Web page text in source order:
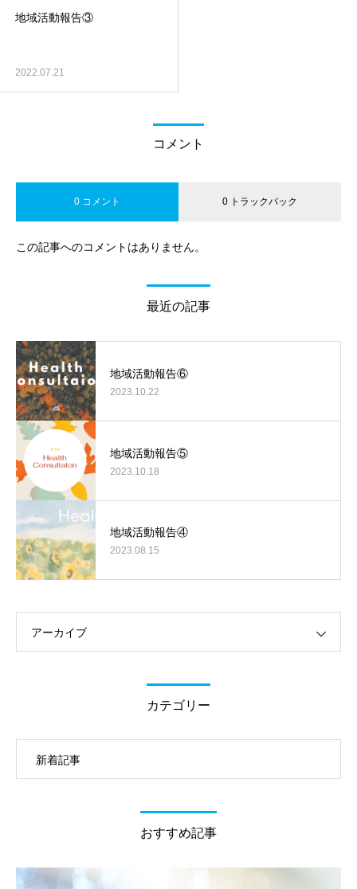
地域活動報告③
2022.07.21
コメント
0 コメント 0 トラックバック
この記事へのコメントはありません。
最近の記事
地域活動報告⑥
2023.10.22
地域活動報告⑤
2023.10.18
地域活動報告④
2023.08.15
アーカイブ
カテゴリー
新着記事
おすすめ記事